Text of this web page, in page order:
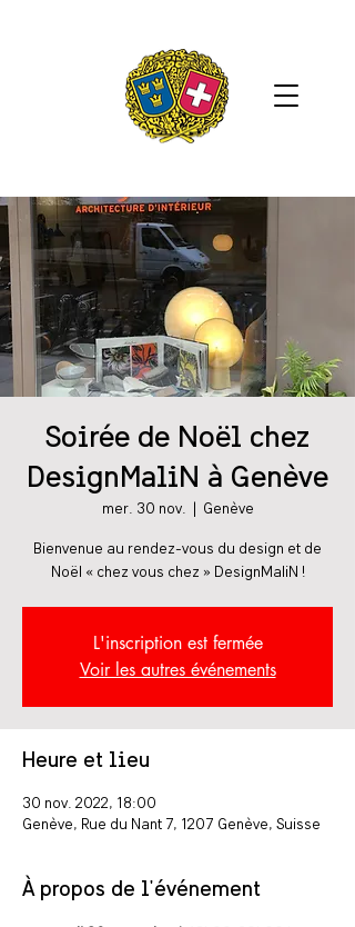
Soirée de Noël chez
DesignMaliN à Genève
mer. 30 nov. Genève
Bienvenue au rendez-vous du design et de
Noël « chez vous chez » DesignMaliN !
L'inscription est fermée
Voir les autres événements
Heure et lieu
30 nov. 2022, 18:00
Genève, Rue du Nant 7, 1207 Genève, Suisse
À propos de l'événement